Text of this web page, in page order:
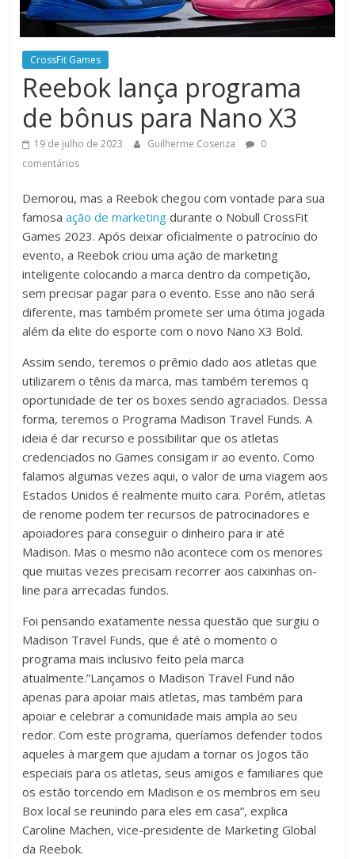
CrossFit Games
Reebok lança programa
de bônus para Nano X3
19 de julho de 2023 Guilherme Cosenza
0
comentários
Demorou, mas a Reebok chegou com vontade para sua
famosaação de marketing durante o Nobull CrossFit
Games 2023. Após deixar oficialmente o patrocínio do
evento, a Reebok criou uma ação de marketing
inteligente colocando a marca dentro da competição,
sem precisar pagar para o evento. Esse ano não será
diferente, mas também promete ser uma ótima jogada
além da elite do esporte com o novo Nano X3 Bold.
Assim sendo, teremos o prêmio dado aos atletas que
utilizarem o tênis da marca, mas também teremos q
oportunidade de ter os boxes sendo agraciados. Dessa
forma, teremos o Programa Madison Travel Funds. A
ideia é dar recurso e possibilitar que os atletas
credenciados no Games consigam ir ao evento. Como
falamos algumas vezes aqui, o valor de uma viagem aos
Estados Unidos é realmente muito cara. Porém, atletas
de renome podem ter recursos de patrocinadores e
apoiadores para conseguir o dinheiro para ir até
Madison. Mas o mesmo não acontece com os menores
que muitas vezes precisam recorrer aos caixinhas on-
line para arrecadas fundos.
Foi pensando exatamente nessa questão que surgiu o
Madison Travel Funds, que é até o momento o
programa mais inclusivo feito pela marca
atualmente.”Lançamos o Madison Travel Fund não
apenas para apoiar mais atletas, mas também para
apoiar e celebrar a comunidade mais ampla ao seu
redor. Com este programa, queríamos defender todos
aqueles à margem que ajudam a tornar os Jogos tão
especiais para os atletas, seus amigos e familiares que
os estão torcendo em Madison e os membros em seu
Box local se reunindo para eles em casa”, explica
Caroline Machen, vice-presidente de Marketing Global
da Reebok.